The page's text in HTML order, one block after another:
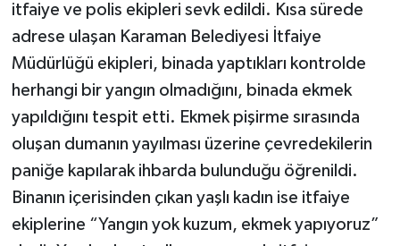
itfaiye ve polis ekipleri sevk edildi. Kısa sürede
adrese ulaşan Karaman Belediyesi İtfaiye
Müdürlüğü ekipleri, binada yaptıkları kontrolde
herhangi bir yangın olmadığını, binada ekmek
yapıldığını tespit etti. Ekmek pişirme sırasında
oluşan dumanın yayılması üzerine çevredekilerin
paniğe kapılarak ihbarda bulunduğu öğrenildi.
Binanın içerisinden çıkan yaşlı kadın ise itfaiye
ekiplerine “Yangın yok kuzum, ekmek yapıyoruz”